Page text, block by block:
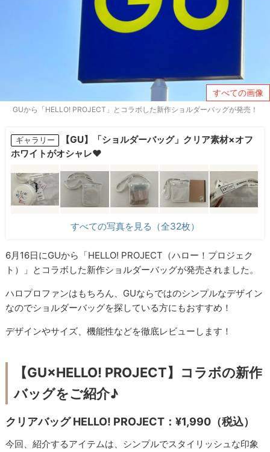
すべての画像
GUから「HELLO! PROJECT」とコラボした新作ショルダーバッグが発売！
ギャラリー
【GU】「ショルダーバッグ」クリア素材×オフ
ホワイトがオシャレ♥
すべての写真を見る（全32枚）
6月16日にGUから「HELLO! PROJECT（ハロー！プロジェク
ト）」とコラボした新作ショルダーバッグが発売されました。
ハロプロファンはもちろん、GUならではのシンプルなデザイン
なのでショルダーバッグを探している方にもおすすめ！
デザインやサイズ、機能性などを徹底レビューします！
【GU×HELLO! PROJECT】コラボの新作
バッグをご紹介♪
クリアバッグ HELLO! PROJECT：¥1,990（税込）
今回、紹介するアイテムは、シンプルでスタイリッシュな印象